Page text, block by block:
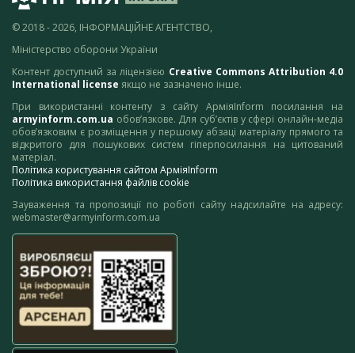
© 2018 - 2026, ІНФОРМАЦІЙНЕ АГЕНТСТВО,
Міністерство оборони України
Контент доступний за ліцензією Creative Commons Attribution 4.0
International license якщо не зазначено інше.
При використанні контенту з сайту АрміяInform посилання на
armyinform.com.ua обов’язкове. Для суб’єктів у сфері онлайн-медіа
обов’язковим є розміщення у першому абзаці матеріалу прямого та
відкритого для пошукових систем гіперпосилання на цитований
матеріал.
Політика користування сайтом АрміяInform
Політика використання файлів cookie
Зауваження та пропозиції по роботі сайту надсилайте на адресу:
webmaster@armyinform.com.ua